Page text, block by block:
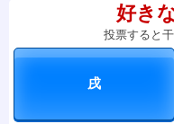
好き
投票すると